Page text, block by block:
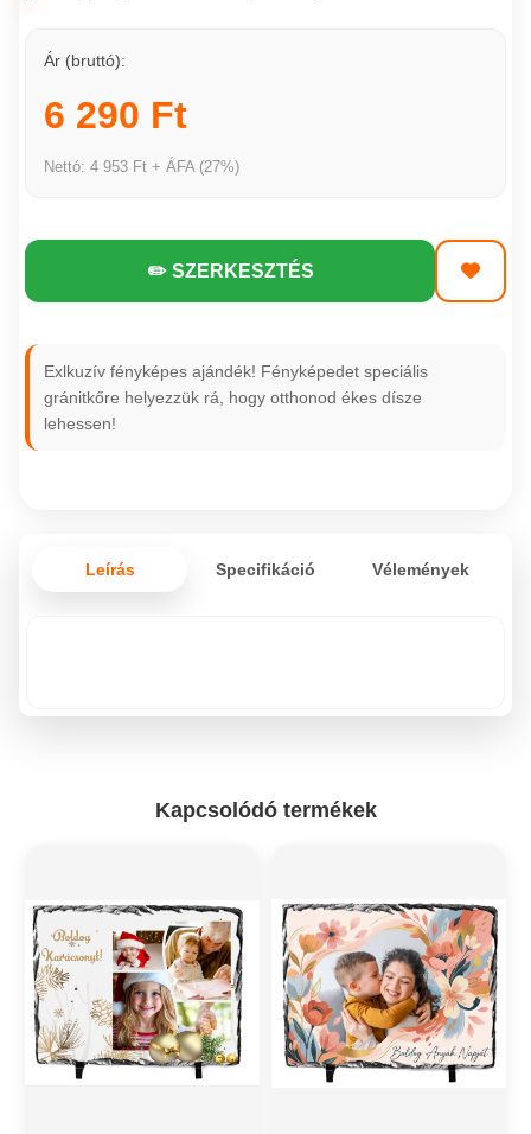
Ár (bruttó):
6 290 Ft
Nettó: 4 953 Ft + ÁFA (27%)
✏️ SZERKESZTÉS
Exlkuzív fényképes ajándék! Fényképedet speciális
gránitkőre helyezzük rá, hogy otthonod ékes dísze
lehessen!
Leírás Specifikáció Vélemények
Kapcsolódó termékek